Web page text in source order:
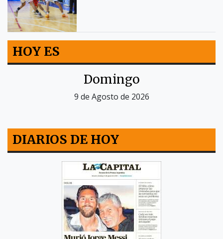
HOY ES
Domingo
9 de Agosto de 2026
DIARIOS DE HOY